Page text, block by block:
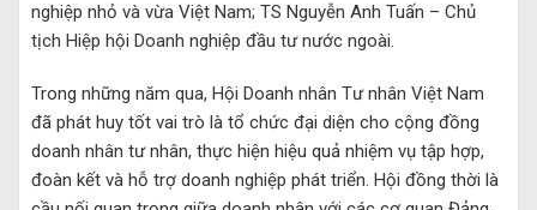
nghiệp nhỏ và vừa Việt Nam; TS Nguyễn Anh Tuấn – Chủ
tịch Hiệp hội Doanh nghiệp đầu tư nước ngoài.
Trong những năm qua, Hội Doanh nhân Tư nhân Việt Nam
đã phát huy tốt vai trò là tổ chức đại diện cho cộng đồng
doanh nhân tư nhân, thực hiện hiệu quả nhiệm vụ tập hợp,
đoàn kết và hỗ trợ doanh nghiệp phát triển. Hội đồng thời là